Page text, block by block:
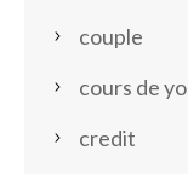
couple
cours de
credit